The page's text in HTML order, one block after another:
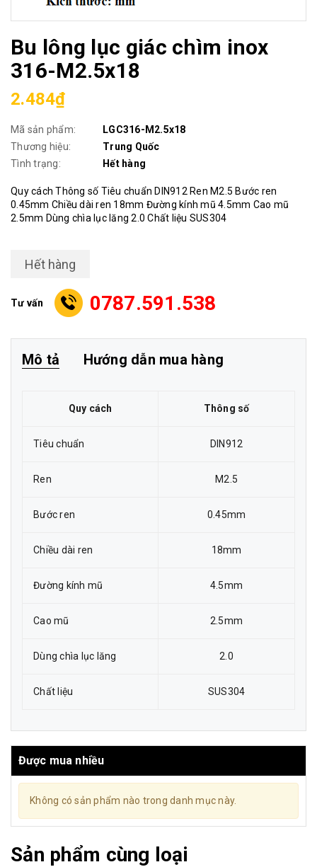
Bu lông lục giác chìm inox
316-M2.5x18
2.484₫
Mã sản phẩm:
LGC316-M2.5x18
Thương hiệu:
Trung Quốc
Tình trạng:
Hết hàng
Quy cách Thông số Tiêu chuẩn DIN912 Ren M2.5 Bước ren
0.45mm Chiều dài ren 18mm Đường kính mũ 4.5mm Cao mũ
2.5mm Dùng chìa lục lăng 2.0 Chất liệu SUS304
Hết hàng
Tư vấn 0787.591.538
Mô tả Hướng dẫn mua hàng
Quy cách Thông số
Tiêu chuẩn DIN912
Ren M2.5
Bước ren 0.45mm
Chiều dài ren 18mm
Đường kính mũ 4.5mm
Cao mũ 2.5mm
Dùng chìa lục lăng 2.0
Chất liệu SUS304
Được mua nhiều
Không có sản phẩm nào trong danh mục này.
Sản phẩm cùng loại